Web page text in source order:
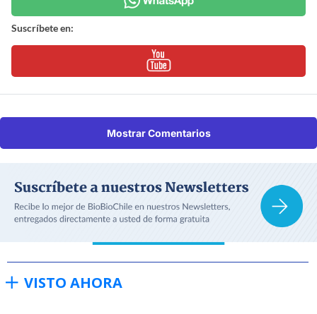
Suscríbete en:
Mostrar Comentarios
VISTO AHORA